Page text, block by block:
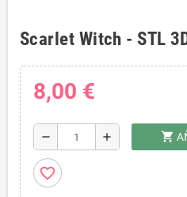
Scarlet Witch - STL
8,00 €
remove add shopping_cart
favorite_border